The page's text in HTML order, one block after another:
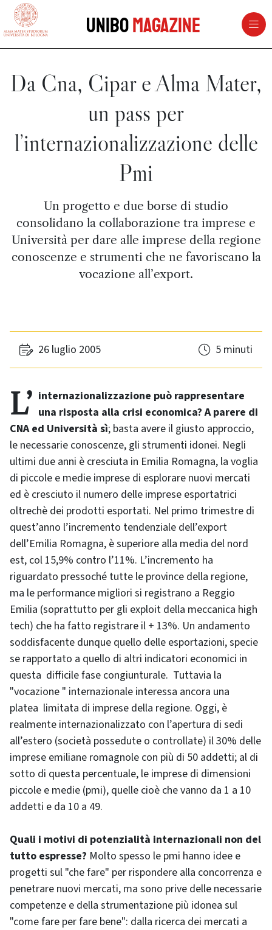
vai al contenuto della pagina
UniboMagazine
Da Cna, Cipar e Alma Mater,
un pass per
l’internazionalizzazione delle
Pmi
Un progetto e due borse di studio
consolidano la collaborazione tra imprese e
Università per dare alle imprese della regione
conoscenze e strumenti che ne favoriscano la
vocazione all’export.
26 luglio 2005 5 minuti
L’ internazionalizzazione può rappresentare una risposta alla crisi economica? A parere di
CNA ed Università sì; basta avere il giusto approccio,
le necessarie conoscenze, gli strumenti idonei. Negli
ultimi due anni è cresciuta in Emilia Romagna, la voglia
di piccole e medie imprese di esplorare nuovi mercati
ed è cresciuto il numero delle imprese esportatrici
oltrechè dei prodotti esportati. Nel primo trimestre di
quest’anno l’incremento tendenziale dell’export
dell’Emilia Romagna, è superiore alla media del nord
est, col 15,9% contro l’11%. L’incremento ha
riguardato pressoché tutte le province della regione,
ma le performance migliori si registrano a Reggio
Emilia (soprattutto per gli exploit della meccanica high
tech) che ha fatto registrare il + 13%. Un andamento
soddisfacente dunque quello delle esportazioni, specie
se rapportato a quello di altri indicatori economici in
questa difficile fase congiunturale. Tuttavia la
"vocazione " internazionale interessa ancora una
platea limitata di imprese della regione. Oggi, è
realmente internazionalizzato con l’apertura di sedi
all’estero (società possedute o controllate) il 30% delle
imprese emiliane romagnole con più di 50 addetti; al di
sotto di questa percentuale, le imprese di dimensioni
piccole e medie (pmi), quelle cioè che vanno da 1 a 10
addetti e da 10 a 49.
Quali i motivi di potenzialità internazionali non del
tutto espresse? Molto spesso le pmi hanno idee e
progetti sul "che fare" per rispondere alla concorrenza e
penetrare nuovi mercati, ma sono prive delle necessarie
competenze e della strumentazione più idonea sul
"come fare per fare bene": dalla ricerca dei mercati a